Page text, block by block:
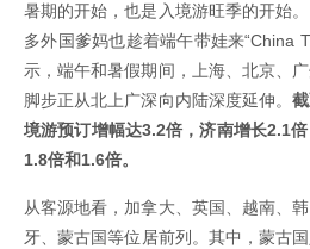
暑期的开始，也是入境游旺季的开始
多外国爹妈也趁着端午带娃来“China
示，端午和暑假期间，上海、北京、
脚步正从北上广深向内陆深度延伸。
境游预订增幅达3.2倍，济南增长2.1
1.8倍和1.6倍。
从客源地看，加拿大、英国、越南、
牙、蒙古国等位居前列。其中，蒙古